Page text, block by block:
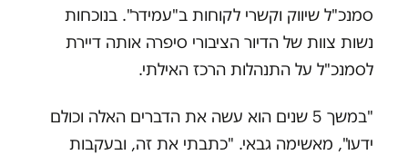
סמנכ"ל שיווק וקשרי לקוחות ב"עמידר". בנוכחות
נשות צוות של הדיור הציבורי סיפרה אותה דיירת
לסמנכ"ל על התנהלות הרכז האילתי.
"במשך 5 שנים הוא עשה את הדברים האלה וכולם
ידעו", מאשימה גבאי. "כתבתי את זה, ובעקבות